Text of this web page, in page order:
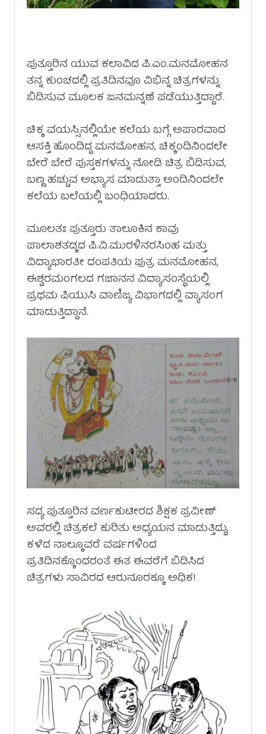
ಪುತ್ತೂರಿನ ಯುವ ಕಲಾವಿದ ಪಿ.ಎಂ.ಮನಮೋಹನ
ತನ್ನ ಕುಂಚದಲ್ಲಿ ಪ್ರತಿದಿನವೂ ವಿಭಿನ್ನ ಚಿತ್ರಗಳನ್ನು
ಬಿಡಿಸುವ ಮೂಲಕ ಜನಮನ್ನಣೆ ಪಡೆಯುತ್ತಿದ್ದಾರೆ.
ಚಿಕ್ಕ ವಯಸ್ಸಿನಲ್ಲಿಯೇ ಕಲೆಯ ಬಗ್ಗೆ ಅಪಾರವಾದ
ಆಸಕ್ತಿ ಹೊಂದಿದ್ದ ಮನಮೋಹನ, ಚಿಕ್ಕಂದಿನಿಂದಲೇ
ಬೇರೆ ಬೇರೆ ಪುಸ್ತಕಗಳನ್ನು ನೋಡಿ ಚಿತ್ರ ಬಿಡಿಸುವ,
ಬಣ್ಣ ಹಚ್ಚುವ ಅಭ್ಯಾಸ ಮಾಡುತ್ತಾ ಅಂದಿನಿಂದಲೇ
ಕಲೆಯ ಬಲೆಯಲ್ಲಿ ಬಂಧಿಯಾದರು.
ಮೂಲತಃ ಪುತ್ತೂರು ತಾಲೂಕಿನ ಕಾವು
ಪಾಲಾಶತಡ್ಕದ ಪಿ.ವಿ.ಮುರಳಿನರಸಿಂಹ ಮತ್ತು
ವಿದ್ಯಾಭಾರತೀ ದಂಪತಿಯ ಪುತ್ರ ಮನಮೋಹನ,
ಈಶ್ವರಮಂಗಲದ ಗಜಾನನ ವಿದ್ಯಾಸಂಸ್ಥೆಯಲ್ಲಿ
ಪ್ರಥಮ ಪಿಯುಸಿ ವಾಣಿಜ್ಯ ವಿಭಾಗದಲ್ಲಿ ವ್ಯಾಸಂಗ
ಮಾಡುತ್ತಿದ್ದಾನೆ.
ಸದ್ಯ ಪುತ್ತೂರಿನ ವರ್ಣಕುಟೀರದ ಶಿಕ್ಷಕ ಪ್ರವೀಣ್
ಅವರಲ್ಲಿ ಚಿತ್ರಕಲೆ ಕುರಿತು ಅಧ್ಯಯನ ಮಾಡುತ್ತಿದ್ದು,
ಕಳೆದ ನಾಲ್ಕೂವರೆ ವರ್ಷಗಳಿಂದ
ಪ್ರತಿದಿನಕ್ಕೊಂದರಂತೆ ಈತ ಈವರೆಗೆ ಬಿಡಿಸಿದ
ಚಿತ್ರಗಳು ಸಾವಿರದ ಆರುನೂರಕ್ಕೂ ಅಧಿಕ!